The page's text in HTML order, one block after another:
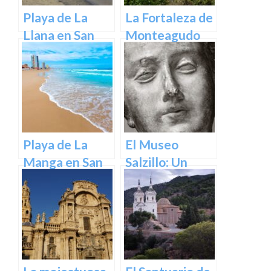
Playa de La
Llana en San
Pedro del
Pinatar
La Fortaleza de
Monteagudo
Playa de La
Manga en San
Javier –
Cartagena
El Museo
Salzillo: Un
Tesoro de la
Escultura
Barroca en
España en
Murcia